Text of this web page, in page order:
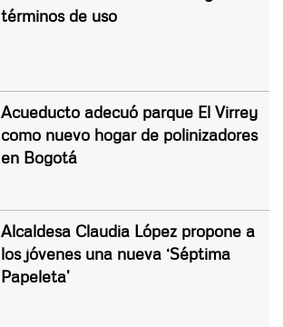
términos de uso
Acueducto adecuó parque El Virrey
como nuevo hogar de polinizadores
en Bogotá
Alcaldesa Claudia López propone a
los jóvenes una nueva ‘Séptima
Papeleta’